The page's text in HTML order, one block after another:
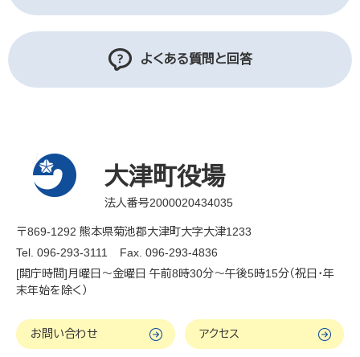
よくある質問と回答
大津町役場
法人番号2000020434035
〒869-1292 熊本県菊池郡大津町大字大津1233
Tel. 096-293-3111
Fax. 096-293-4836
[開庁時間]月曜日～金曜日 午前8時30分～午後5時15分（祝日・年
末年始を除く）
お問い合わせ アクセス